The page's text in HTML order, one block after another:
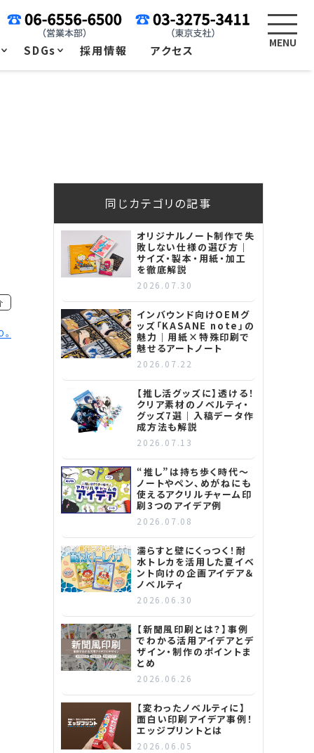
SDGs 採用情報 アクセス
同じカテゴリの記事
オリジナルノート制作で失
敗しない仕様の選び方｜
サイズ・製本・用紙・加工
を徹底解説
2026.07.30
インバウンド向けOEMグ
ッズ「KASANE note」の
魅力｜用紙×特殊印刷で
魅せるアートノート
2026.07.22
【推し活グッズに】透ける！
クリア素材のノベルティ・
グッズ7選｜入稿データ作
成方法も解説
2026.07.13
“推し”は持ち歩く時代～
ノートやペン、めがねにも
使えるアクリルチャーム印
刷3つのアイデア例
2026.07.08
濡らすと壁にくっつく！耐
水トレカを活用した夏イベ
ント向けの企画アイデア＆
ノベルティ
2026.06.30
【新聞風印刷とは？】事例
でわかる活用アイデアとデ
ザイン・制作のポイントま
とめ
2026.06.26
【変わったノベルティに】
面白い印刷アイデア事例！
エッジプリントとは
2026.06.05